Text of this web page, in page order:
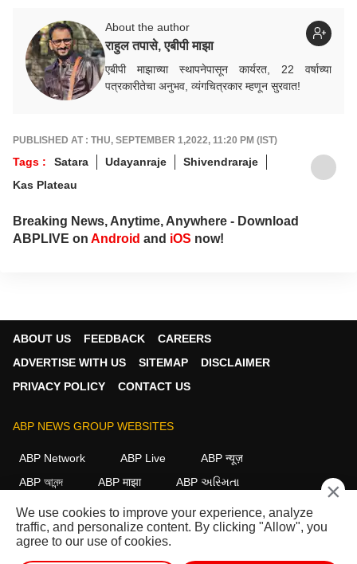
About the author
राहुल तपासे, एबीपी माझा
एबीपी माझाच्या स्थापनेपासून कार्यरत, 22 वर्षाच्या
पत्रकारीतेचा अनुभव, व्यंगचित्रकार म्हणून सुरवात!
PUBLISHED AT : THU, SEPTEMBER 1,2022, 11:20 PM (IST)
Tags : Satara Udayanraje
Shivendraraje
Kas Plateau
Breaking News, Anytime, Anywhere - Download
ABPLIVE on Android and iOS now!
ABOUT US FEEDBACK
CAREERS
ADVERTISE WITH US
SITEMAP
DISCLAIMER
PRIVACY POLICY
CONTACT US
ABP NEWS GROUP WEBSITES
ABP Network ABP Live
ABP न्यूज़
ABP আনন্দ
ABP माझा
ABP અસ્મિતા
ABP Ganga
ABP ਸਾਂਝਾ ABP நாடு ABP దేశం
FOLLOW US
×
We use cookies to improve your experience, analyze
traffic, and personalize content. By clicking "Allow", you
agree to our use of cookies.